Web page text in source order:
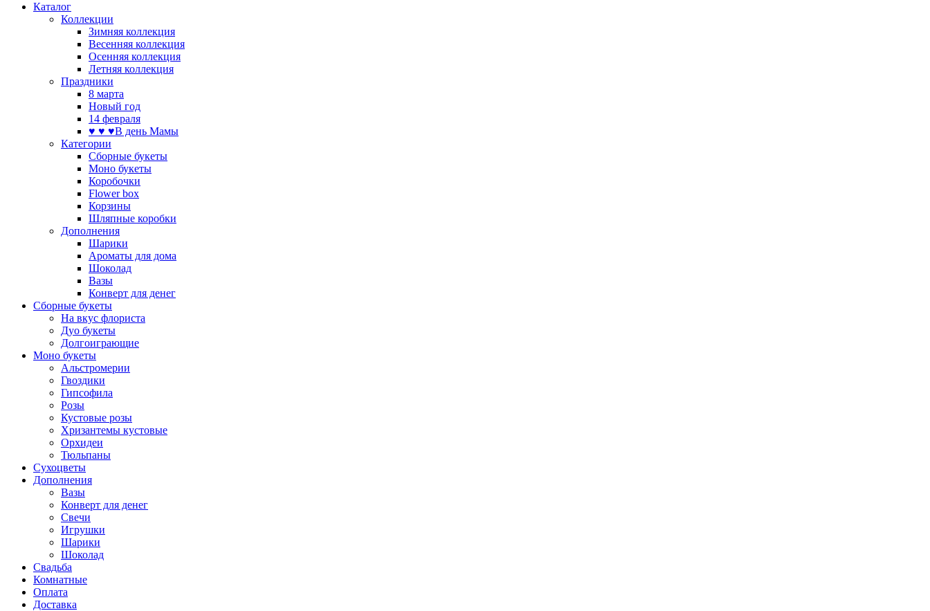
Каталог
Коллекции
Зимняя коллекция
Весенняя коллекция
Осенняя коллекция
Летняя коллекция
Праздники
8 марта
Новый год
14 февраля
♥ ♥ ♥В день Мамы
Категории
Сборные букеты
Моно букеты
Коробочки
Flower box
Корзины
Шляпные коробки
Дополнения
Шарики
Ароматы для дома
Шоколад
Вазы
Конверт для денег
Сборные букеты
На вкус флориста
Дуо букеты
Долгоиграющие
Моно букеты
Альстромерии
Гвоздики
Гипсофила
Розы
Кустовые розы
Хризантемы кустовые
Орхидеи
Тюльпаны
Сухоцветы
Дополнения
Вазы
Конверт для денег
Свечи
Игрушки
Шарики
Шоколад
Свадьба
Комнатные
Оплата
Доставка